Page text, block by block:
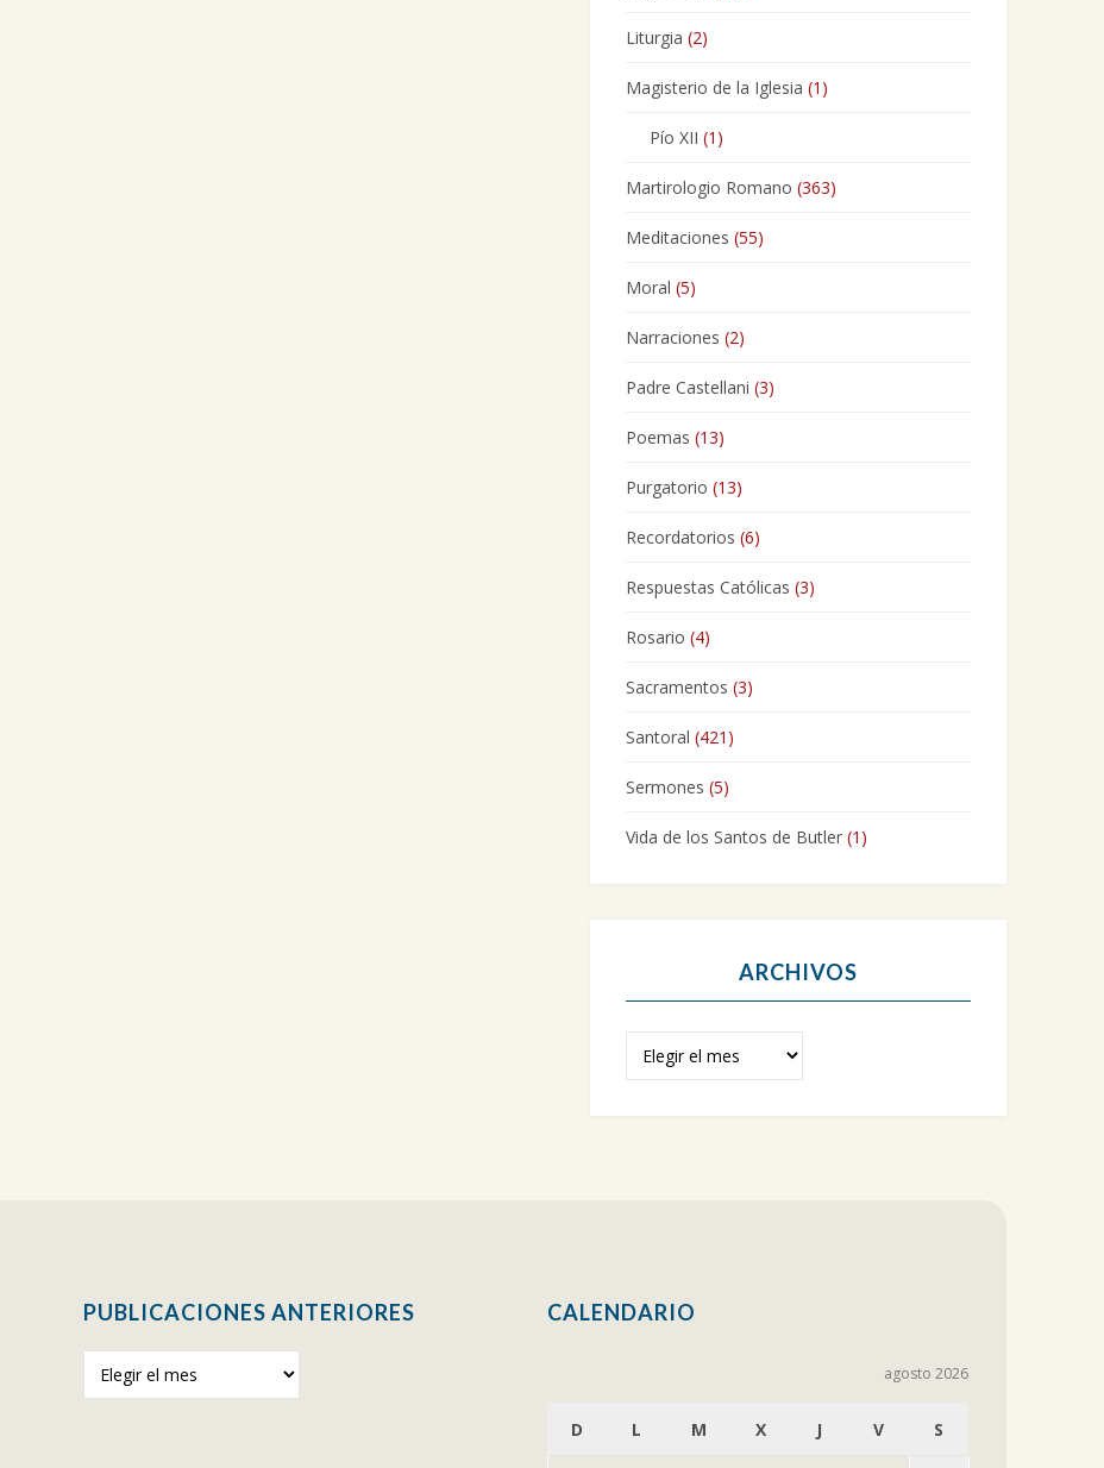
Liturgia (2)
Magisterio de la Iglesia (1)
Pío XII (1)
Martirologio Romano (363)
Meditaciones (55)
Moral (5)
Narraciones (2)
Padre Castellani (3)
Poemas (13)
Purgatorio (13)
Recordatorios (6)
Respuestas Católicas (3)
Rosario (4)
Sacramentos (3)
Santoral (421)
Sermones (5)
Vida de los Santos de Butler (1)
ARCHIVOS
PUBLICACIONES ANTERIORES
anteriores
CALENDARIO
agosto 2026
D L M X J V S